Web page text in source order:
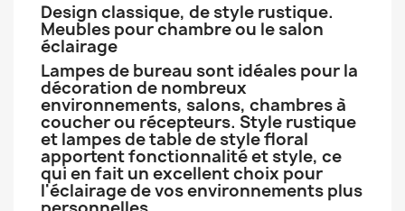
Design classique, de style rustique.
Meubles pour chambre ou le salon
éclairage
Lampes de bureau sont idéales pour la
décoration de nombreux
environnements, salons, chambres à
coucher ou récepteurs. Style rustique
et lampes de table de style floral
apportent fonctionnalité et style, ce
qui en fait un excellent choix pour
l'éclairage de vos environnements plus